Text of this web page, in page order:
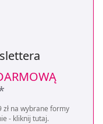
na wybrane formy
- kliknij tutaj.